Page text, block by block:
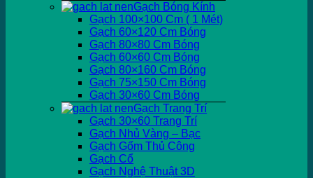
Gạch Bóng Kính
Gạch 100×100 Cm ( 1 Mét)
Gạch 60×120 Cm Bóng
Gạch 80×80 Cm Bóng
Gạch 60×60 Cm Bóng
Gạch 80×160 Cm Bóng
Gạch 75×150 Cm Bóng
Gạch 30×60 Cm Bóng
Gạch Trang Trí
Gạch 30×60 Trang Trí
Gạch Nhủ Vàng – Bạc
Gạch Gốm Thủ Công
Gạch Cổ
Gạch Nghệ Thuật 3D